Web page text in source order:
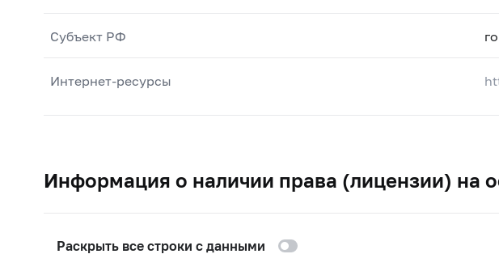
Субъект РФ
Интернет-ресурсы
Информация о наличии права (лицензии) на
Раскрыть все строки с данными